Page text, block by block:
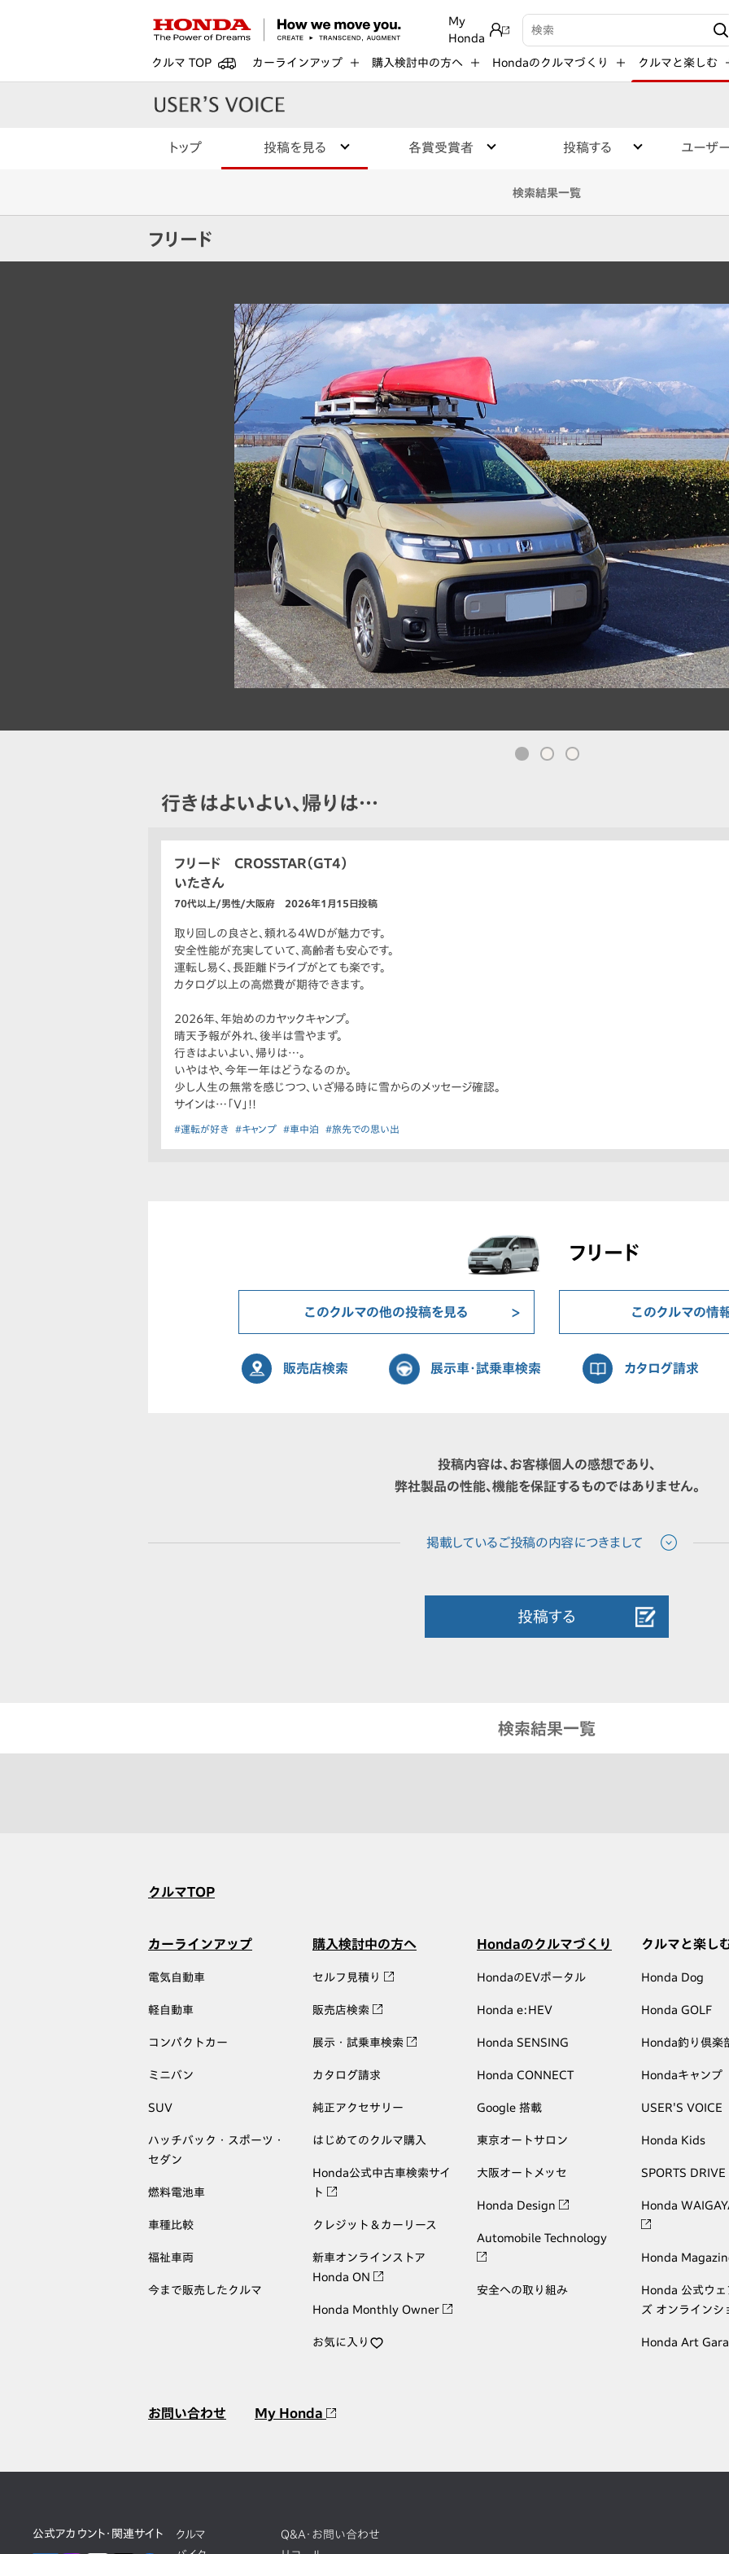
My
Honda
検索キーワード入力
クルマ TOP カーラインアップ 購入検討中の方へ Hondaのクルマづくり クルマと楽しむ
トップ 投稿を見る 各賞受賞者 投稿する ユーザ
検索結果一覧
フリード
行きはよいよい、帰りは…
フリード CROSSTAR（GT4）
いたさん
70代以上/男性/大阪府 2026年1月15日投稿
取り回しの良さと、頼れる4WDが魅力です。
安全性能が充実していて、高齢者も安心です。
運転し易く、長距離ドライブがとても楽です。
カタログ以上の高燃費が期待できます。
2026年、年始めのカヤックキャンプ。
晴天予報が外れ、後半は雪やまず。
行きはよいよい、帰りは…。
いやはや、今年一年はどうなるのか。
少し人生の無常を感じつつ、いざ帰る時に雪からのメッセージ確認。
サインは…「V」!!
#運転が好き #キャンプ #車中泊 #旅先での思い出
フリード
このクルマの他の投稿を見る このクルマの情
販売店検索 展示車・試乗車検索 カタログ請求
投稿内容は、お客様個人の感想であり、
弊社製品の性能、機能を保証するものではありません。
投稿する
検索結果一覧
クルマTOP
カーラインアップ
電気自動車
軽自動車
コンパクトカー
ミニバン
SUV
ハッチバック・スポーツ・
セダン
燃料電池車
車種比較
福祉車両
今まで販売したクルマ
購入検討中の方へ
セルフ見積り
販売店検索
展示・試乗車検索
カタログ請求
純正アクセサリー
はじめてのクルマ購入
Honda公式中古車検索サイ
ト
クレジット＆カーリース
新車オンラインストア
Honda ON
Honda Monthly Owner
お気に入り
Hondaのクルマづくり
HondaのEVポータル
Honda e:HEV
Honda SENSING
Honda CONNECT
Google 搭載
東京オートサロン
大阪オートメッセ
Honda Design
Automobile Technology
安全への取り組み
クルマと楽し
Honda Dog
Honda GOLF
Honda釣り倶楽
Hondaキャンプ
USER'S VOICE
Honda Kids
SPORTS DRIVE
Honda
Honda
Honda 公式ウェ
ズ オンラインシ
Honda Art
お問い合わせ My Honda
公式アカウント・関連サイト
クルマ
Q&A・お問い合わせ